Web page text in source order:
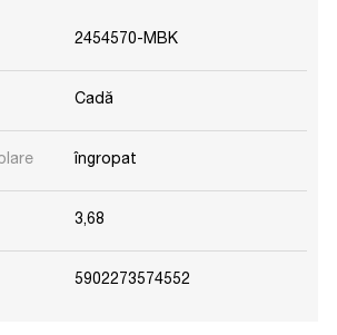
2454570-MBK
Cadă
îngropat
3,68
5902273574552